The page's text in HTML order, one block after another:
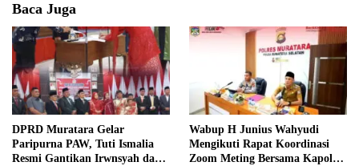
Baca Juga
DPRD Muratara Gelar
Paripurna PAW, Tuti Ismalia
Resmi Gantikan Irwnsyah dari
Wabup H Junius Wahyudi
Mengikuti Rapat Koordinasi
Zoom Meting Bersama Kapolres